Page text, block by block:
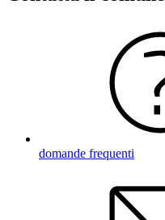
domande frequenti